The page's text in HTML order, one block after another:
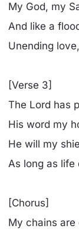
My God, my
And like a
Unending
[Verse 3]
The Lord has
His word my
He will my
As long as life
[Chorus]
My chains